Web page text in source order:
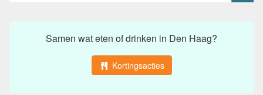
Samen wat eten of drinken in Den Haag?
Kortingsacties